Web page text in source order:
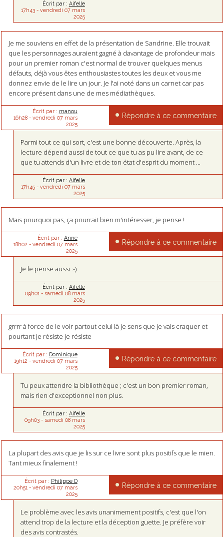
Écrit par : Aifelle
17h43- vendredi 07 mars
2025
Je me souviens en effet de la présentation de Sandrine. Elle trouvait
que les personnages auraient gagné à davantage de profondeur mais
pour un premier roman c'est normal de trouver quelques menus
défauts, déjà vous êtes enthousiastes toutes les deux et vous me
donnez envie de le lire un jour. Je l'ai noté dans un carnet car pas
encore présent dans une de mes médiathèques.
Écrit par : manou
16h28- vendredi 07 mars
2025
Répondre à ce commentaire
Parmi tout ce qui sort, c'est une bonne découverte. Après, la
lecture dépend aussi de tout ce que tu as pu lire avant, de ce
que tu attends d'un livre et de ton état d'esprit du moment ...
Écrit par : Aifelle
17h45- vendredi 07 mars
2025
Mais pourquoi pas, ça pourrait bien m'intéresser, je pense !
Écrit par : Anne
18h02 - vendredi 07 mars
2025
Répondre à ce commentaire
Je le pense aussi :-)
Écrit par : Aifelle
09h01 - samedi 08 mars
2025
grrrr à force de le voir partout celui là je sens que je vais craquer et
pourtant je résiste je résiste
Écrit par : Dominique
19h12 - vendredi 07 mars
2025
Répondre à ce commentaire
Tu peux attendre la bibliothèque ; c'est un bon premier roman,
mais rien d'exceptionnel non plus.
Écrit par : Aifelle
09h03- samedi 08 mars
2025
La plupart des avis que je lis sur ce livre sont plus positifs que le mien.
Tant mieux finalement !
Écrit par : Philippe D
20h51 - vendredi 07 mars
2025
Répondre à ce commentaire
Le problème avec les avis unanimement positifs, c'est que l'on
attend trop de la lecture et la déception guette. Je préfère voir
des avis contrastés.